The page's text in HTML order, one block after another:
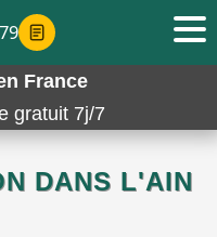
France
gratuit 7j/7
DANS L'AIN